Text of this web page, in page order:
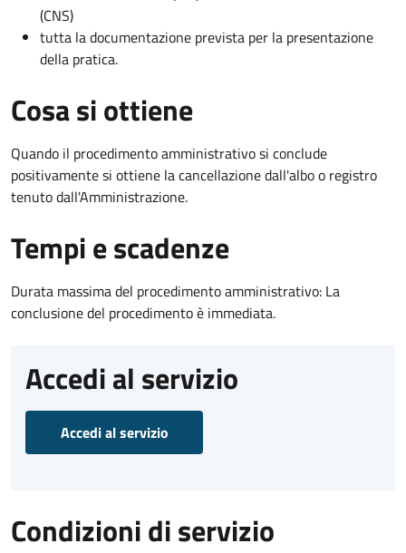
(CNS)
tutta la documentazione prevista per la presentazione
della pratica.
Cosa si ottiene
Quando il procedimento amministrativo si conclude
positivamente si ottiene la cancellazione dall'albo o registro
tenuto dall'Amministrazione.
Tempi e scadenze
Durata massima del procedimento amministrativo: La
conclusione del procedimento è immediata.
Accedi al servizio
Accedi al servizio
Condizioni di servizio